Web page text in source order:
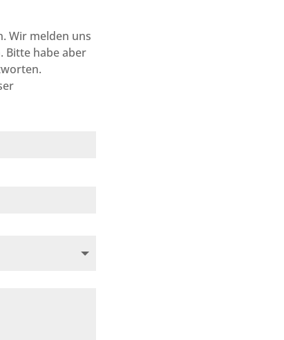
Wir melden uns
Bitte habe aber